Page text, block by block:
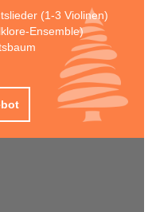
(1-3 Violinen)
Ensemble)